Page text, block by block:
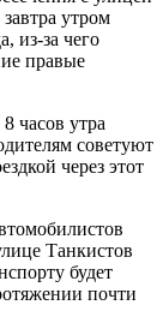
утром
из-за чего
правые
часов утра
советуют
через этот
Танкистов
будет
почти